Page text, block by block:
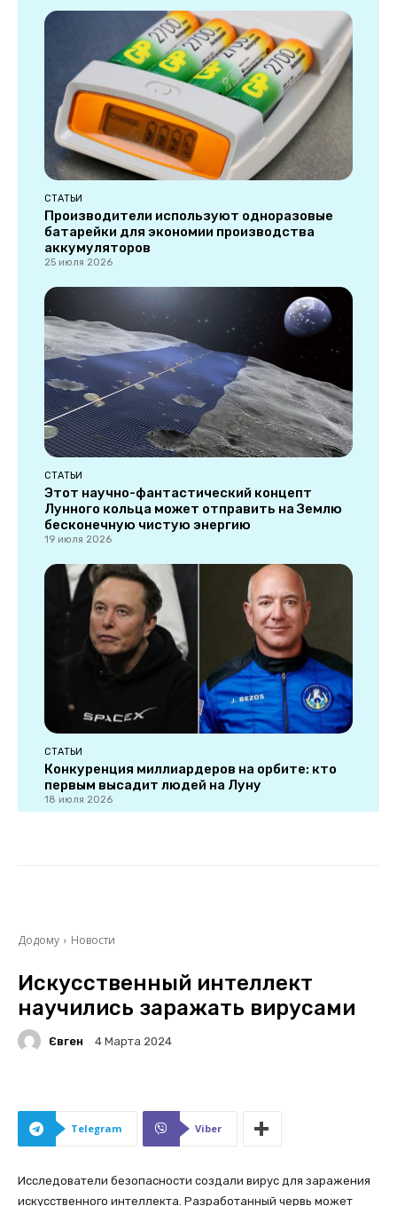
СТАТЬИ
Производители используют одноразовые
батарейки для экономии производства
аккумуляторов
25 июля 2026
СТАТЬИ
Этот научно-фантастический концепт
Лунного кольца может отправить на Землю
бесконечную чистую энергию
19 июля 2026
СТАТЬИ
Конкуренция миллиардеров на орбите: кто
первым высадит людей на Луну
18 июля 2026